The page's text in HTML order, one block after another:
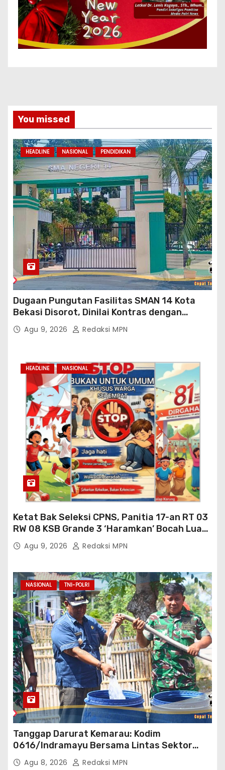
You missed
HEADLINE NASIONAL PENDIDIKAN
Dugaan Pungutan Fasilitas SMAN 14 Kota
Bekasi Disorot, Dinilai Kontras dengan
Prioritas Pendidikan Jabar
Agu 9, 2026 Redaksi MPN
HEADLINE NASIONAL
Ketat Bak Seleksi CPNS, Panitia 17-an RT 03
RW 08 KSB Grande 3 ‘Haramkan’ Bocah Luar
RT Ikut Lomba
Agu 9, 2026 Redaksi MPN
NASIONAL TNI-POLRI
Tanggap Darurat Kemarau: Kodim
0616/Indramayu Bersama Lintas Sektor
Garap Bantuan Air Bersih Bertahap
Agu 8, 2026 Redaksi MPN